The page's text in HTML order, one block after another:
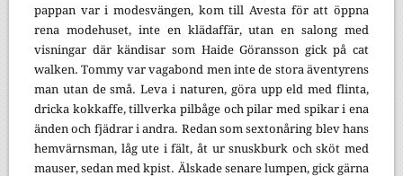
pappan var i modesvängen, kom till Avesta för att öppna
rena modehuset, inte en klädaffär, utan en salong med
visningar där kändisar som Haide Göransson gick på cat
walken. Tommy var vagabond men inte de stora äventyrens
man utan de små. Leva i naturen, göra upp eld med flinta,
dricka kokkaffe, tillverka pilbåge och pilar med spikar i ena
änden och fjädrar i andra. Redan som sextonåring blev hans
hemvärnsman, låg ute i fält, åt ur snuskburk och sköt med
mauser, sedan med kpist. Älskade senare lumpen, gick gärna